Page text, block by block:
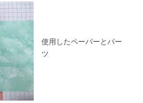
使用したペーパーとパー
ツ